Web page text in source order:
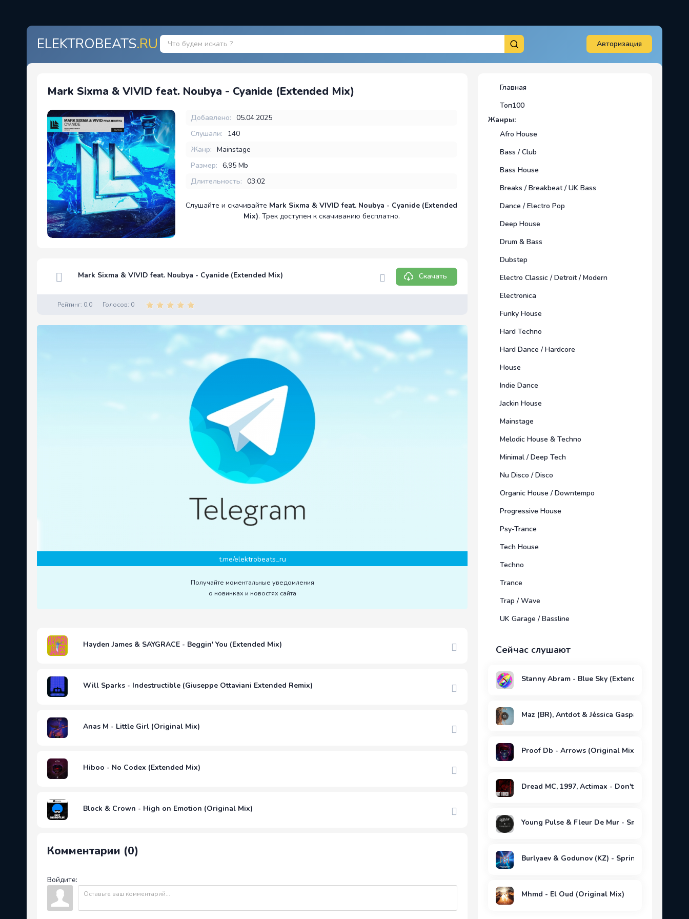
ELEKTROBEATS.RU Авторизация
Mark Sixma & VIVID feat. Noubya - Cyanide (Extended Mix)
Добавлено: 05.04.2025
Слушали:
140
Жанр: Mainstage
Размер: 6,95 Mb
Длительность: 03:02
Слушайте и скачивайте Mark Sixma & VIVID feat. Noubya - Cyanide (Extended
Mix). Трек доступен к скачиванию бесплатно.
Mark Sixma & VIVID feat. Noubya - Cyanide (Extended Mix) Скачать
Рейтинг: 0.0 Голосов: 0
t.me/elektrobeats_ru
Получайте моментальные уведомления
о новинках и новостях сайта
Hayden James & SAYGRACE - Beggin' You (Extended Mix)
Will Sparks - Indestructible (Giuseppe Ottaviani Extended Remix)
Anas M - Little Girl (Original Mix)
Hiboo - No Codex (Extended Mix)
Block & Crown - High on Emotion (Original Mix)
Комментарии (0)
Войдите:
Главная
Топ100
Жанры:
Afro House
Bass / Club
Bass House
Breaks / Breakbeat / UK Bass
Dance / Electro Pop
Deep House
Drum & Bass
Dubstep
Electro Classic / Detroit / Modern
Electronica
Funky House
Hard Techno
Hard Dance / Hardcore
House
Indie Dance
Jackin House
Mainstage
Melodic House & Techno
Minimal / Deep Tech
Nu Disco / Disco
Organic House / Downtempo
Progressive House
Psy-Trance
Tech House
Techno
Trance
Trap / Wave
UK Garage / Bassline
Сейчас слушают
Stanny Abram - Blue Sky (Extended Mix)
Maz (BR), Antdot & Jéssica Gaspar - Brisa
Proof Db - Arrows (Original Mix)
Dread MC, 1997, Actimax - Don't Touch
Young Pulse & Fleur De Mur - Smooth Sweet
Burlyaev & Godunov (KZ) - Springy (Original
Mhmd - El Oud (Original Mix)